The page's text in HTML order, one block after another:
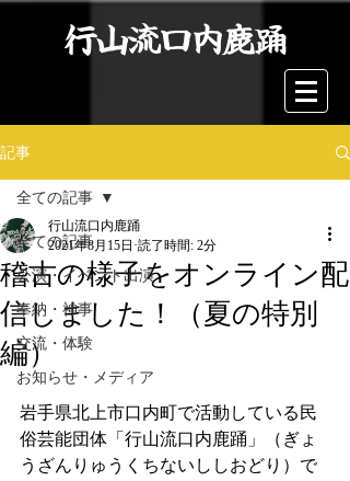
行山流口内鹿踊
記事
全ての記事
公演・イベント出演
奉納・神事
交流・体験
お知らせ・メディア
全ての記事
稽古の様子をオンライン配
信しました！（夏の特別
編）
行山流口内鹿踊
2021年8月15日 読了時間: 2分
岩手県北上市口内町で活動している民
俗芸能団体「行山流口内鹿踊」（ぎょ
うざんりゅうくちないししおどり）で